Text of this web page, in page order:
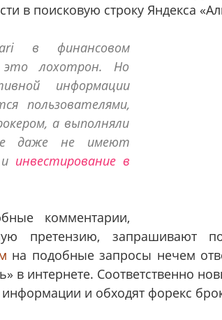
в поисковую строку Яндекса
в финансовом
лохотрон. Но
информации
пользователями,
а выполняли
даже не имеют
инвестирование в
комментарии,
претензию, запрашивают
на подобные запросы нечем
в интернете. Соответственно
и обходят форекс